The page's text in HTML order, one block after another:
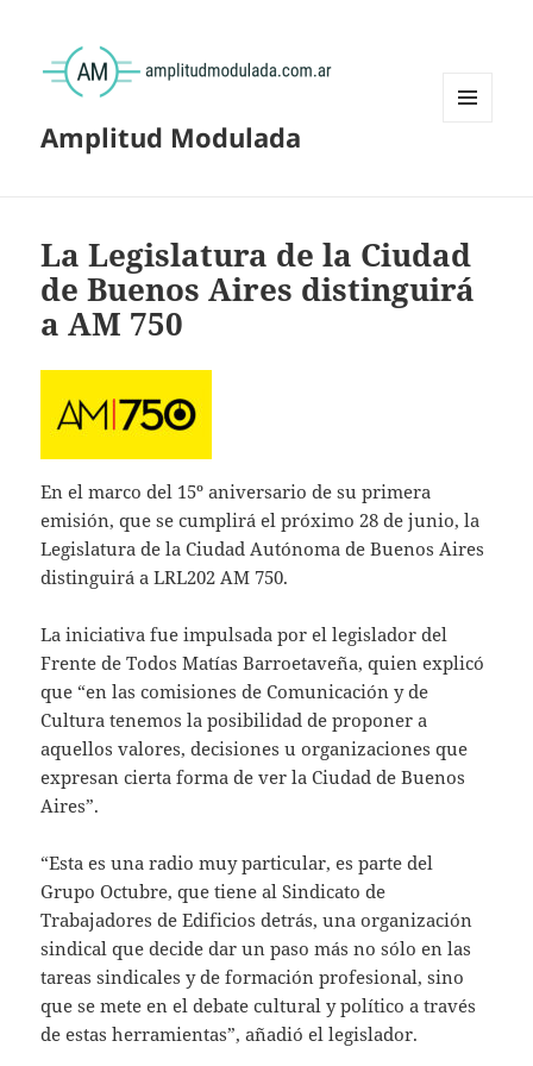
Amplitud Modulada
La Legislatura de la Ciudad
de Buenos Aires distinguirá
a AM 750
En el marco del 15º aniversario de su primera
emisión, que se cumplirá el próximo 28 de junio, la
Legislatura de la Ciudad Autónoma de Buenos Aires
distinguirá a LRL202 AM 750.
La iniciativa fue impulsada por el legislador del
Frente de Todos Matías Barroetaveña, quien explicó
que “en las comisiones de Comunicación y de
Cultura tenemos la posibilidad de proponer a
aquellos valores, decisiones u organizaciones que
expresan cierta forma de ver la Ciudad de Buenos
Aires”.
“Esta es una radio muy particular, es parte del
Grupo Octubre, que tiene al Sindicato de
Trabajadores de Edificios detrás, una organización
sindical que decide dar un paso más no sólo en las
tareas sindicales y de formación profesional, sino
que se mete en el debate cultural y político a través
de estas herramientas”, añadió el legislador.